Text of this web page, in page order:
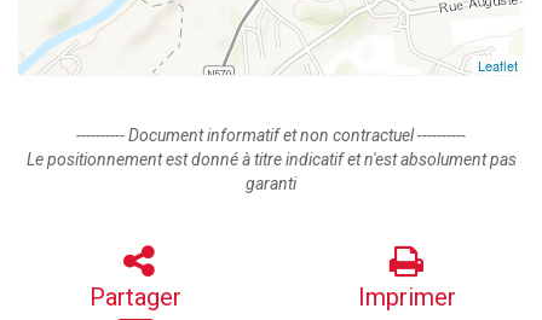
Leaflet
---------- Document informatif et non contractuel ----------
Le positionnement est donné à titre indicatif et n'est absolument pas
garanti
Partager Imprimer